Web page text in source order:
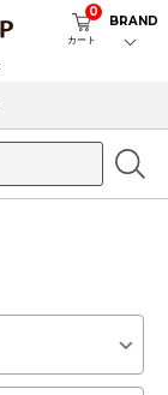
カート
0
BRAND